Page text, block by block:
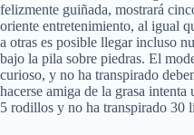
felizmente guiñada, mostrará
oriente entretenimiento, al igual
a otras es posible llegar incluso
bajo la pila sobre piedras. El
curioso, y no ha transpirado
hacerse amiga de la grasa
5 rodillos y no ha transpirado 30